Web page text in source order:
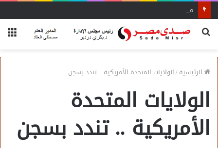
محاضرة مفتي الجمهورية «مسك ختام» فعاليات الفوج الأول
بحث
الرئيسية/الولايات المتحدة الأمريكية .. تندد بسجن
الولايات المتحدة
الأمريكية .. تندد بسجن